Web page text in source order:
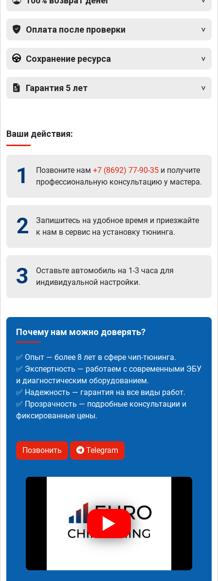
Оплата после проверки
Сохранение ресурса
Гарантия 5 лет
Ваши действия:
1 Позвоните нам +7 (8692) 77-90-35 и получите
профессиональную консультацию у мастера.
2
Запишитесь на удобное время и приезжайте
к нам в сервис на установку тюнинга.
3
Оставьте автомобиль на 1-3 часа для
индивидуальной настройки.
Почему нам можно доверять?
✅ Опыт — более 8 лет в сфере чип-тюнинга.
✅ Экспертность — работаем с современными ЭБУ
и диагностическим оборудованием.
✅ Надежность — гарантия на все виды работ.
✅ Прозрачность — подробные консультации и
фиксированные цены.
Позвонить Telegram